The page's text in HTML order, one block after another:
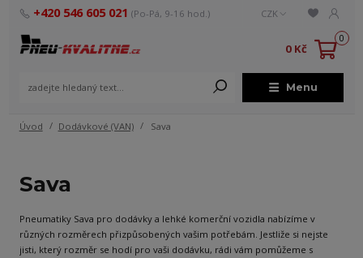
Menu
CZK
+420 546 605 021 (Po-Pá, 9-16 hod.)
0
0 Kč
Úvod Dodávkové (VAN) Sava
Sava
Pneumatiky Sava pro dodávky a lehké komerční vozidla nabízíme v
různých rozměrech přizpůsobených vašim potřebám. Jestliže si nejste
jisti, který rozměr se hodí pro vaši dodávku, rádi vám pomůžeme s